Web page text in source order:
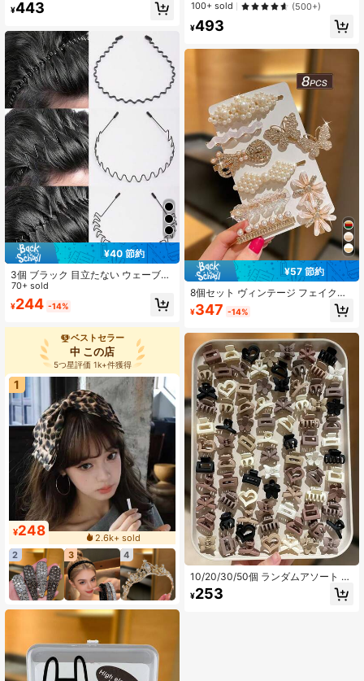
ニーテールヘアアクセサリー
¥443
¥40 節約
3個 ブラック 目立たない ウェーブヘ
アバンド ユニセックス 日常通勤 洗
濯 メイク フィットネス ヘアバンド
ヘアフープ
70+ sold
¥244 -14%
ベストセラー
中 この店
5つ星評価 1k+件獲得
1
¥248
2.6k+ sold
2
3 4
クリスタルクラウンヘアバンド、女
ブライダル、ブライズメイド、誕生
ラ、コスチュームクラウン、ヘッド
イン、レイブアクセサリー、ティア
ラクラウン、ウェディング、ブライ
ズメイドのギフト、パーティーのル
ック、ヘアアクセサリー
100+ sold (500+)
¥493
¥57 節約
8個セット ヴィンテージ フェイクパ
ール & ラインストーン ヘアクリッ
プ、エレガントな女性用ヘアアクセ
アピン、カジュアルウェア、秋のア
クセサリーセット、ヘアデコレーシ
ョン、女性用アクセサリー、バック
トゥスクール、ハロウィンデコレー
ション、パーティルック、バタフラ
イクリップ、ヘッドアクセサリー、
ヘアピン
¥347 -14%
10/20/30/50個 ランダムアソート ミ
ニヘアクリップ、ミニマリストでか
わいいスタイル、ウィメンズヘアア
¥253